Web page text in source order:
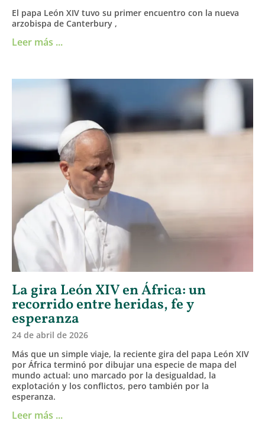
El papa León XIV tuvo su primer encuentro con la nueva
arzobispa de Canterbury ,
Leer más ...
La gira León XIV en África: un
recorrido entre heridas, fe y
esperanza
24 de abril de 2026
Más que un simple viaje, la reciente gira del papa León XIV
por África terminó por dibujar una especie de mapa del
mundo actual: uno marcado por la desigualdad, la
explotación y los conflictos, pero también por la
esperanza.
Leer más ...